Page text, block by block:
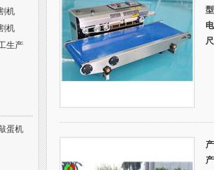
机
机
生产
蛋机